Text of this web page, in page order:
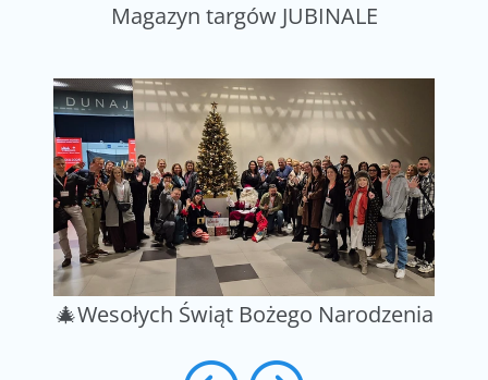
Magazyn targów JUBINALE
🎄Wesołych Świąt Bożego Narodzenia